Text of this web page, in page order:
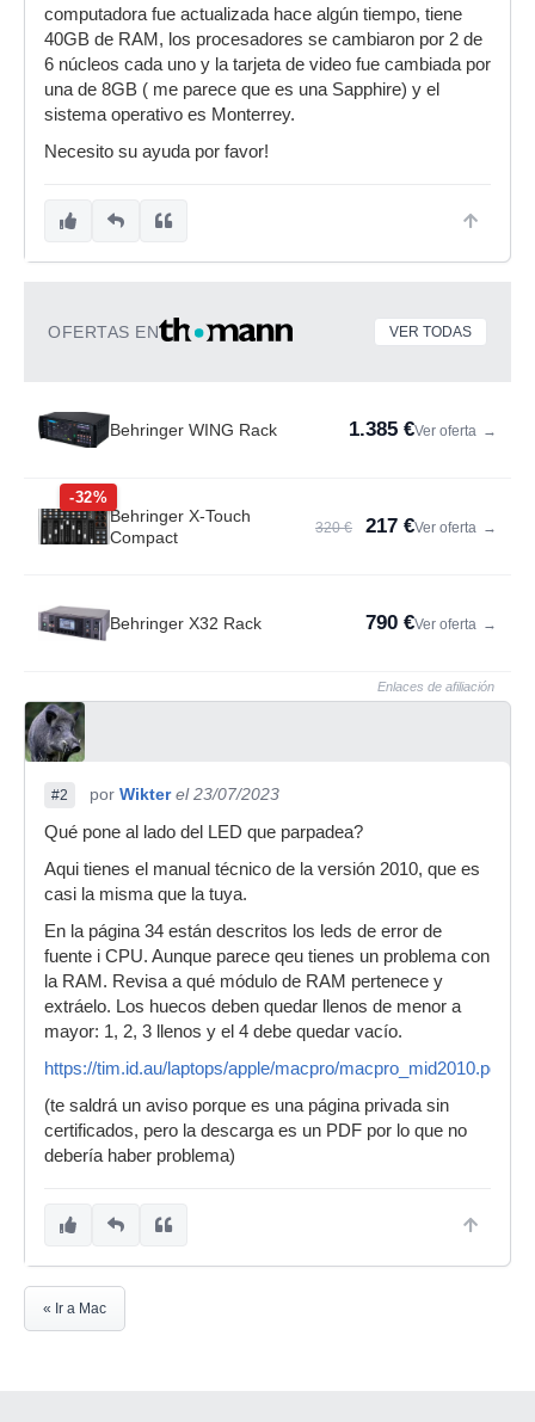
computadora fue actualizada hace algún tiempo, tiene
40GB de RAM, los procesadores se cambiaron por 2 de
6 núcleos cada uno y la tarjeta de video fue cambiada por
una de 8GB ( me parece que es una Sapphire) y el
sistema operativo es Monterrey.
Necesito su ayuda por favor!
OFERTAS EN VER TODAS
Behringer WING Rack 1.385 €Ver oferta →
-32%
Behringer X-Touch
Compact
320 € 217 €Ver oferta →
Behringer X32 Rack 790 €Ver oferta →
Enlaces de afiliación
#2 por Wikter el 23/07/2023
Qué pone al lado del LED que parpadea?
Aqui tienes el manual técnico de la versión 2010, que es
casi la misma que la tuya.
En la página 34 están descritos los leds de error de
fuente i CPU. Aunque parece qeu tienes un problema con
la RAM. Revisa a qué módulo de RAM pertenece y
extráelo. Los huecos deben quedar llenos de menor a
mayor: 1, 2, 3 llenos y el 4 debe quedar vacío.
https://tim.id.au/laptops/apple/macpro/macpro_mid2010.pdf
(te saldrá un aviso porque es una página privada sin
certificados, pero la descarga es un PDF por lo que no
debería haber problema)
« Ir a Mac